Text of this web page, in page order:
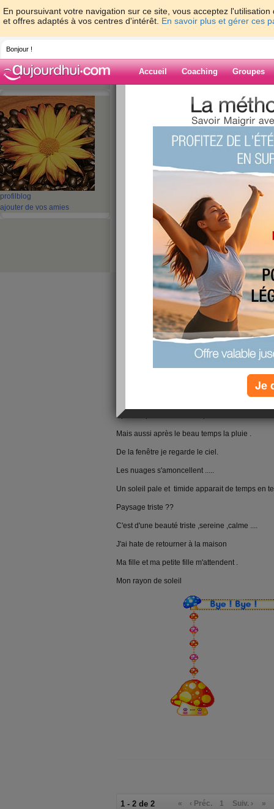
En poursuivant votre navigation sur ce site, vous acceptez
et offres adaptés à vos centres d'intérêt. En savoir plus et gérer ces
Bonjour !
Accueil Coaching Groupes
profil blog
ajouter de vos amies
> > rayon de
Blog de catmac
rayon de soleil
Sans se déplacer ,on peut connaitre le monde
Sans regarder par la fenêtre, on peut trouver
Après la pluie le beau temps .
Mais aussi après le beau temps la pluie .
De la fenêtre je regarde le ciel.
Les nuages s'amoncellent .....
Un soleil pale et timide apparait de temps en
Paysage triste ??
C'est d'une beauté triste ,sereine ,calme ....
J'ai hate de retourner à la maison
Ma fille et ma petite fille m'attendent .
Mon rayon de soleil
1 - 2 de 2 « ‹ Préc. 1 Suiv. › »
Je